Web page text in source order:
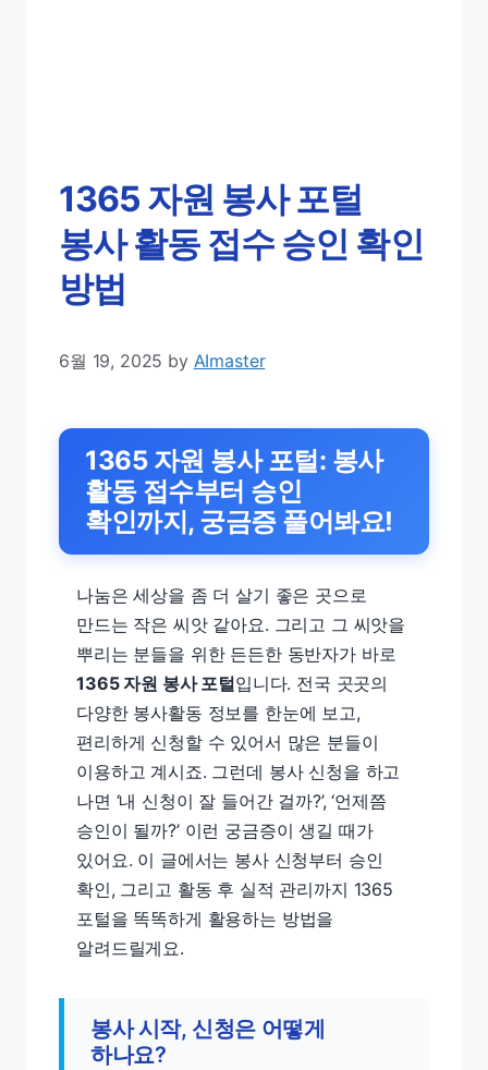
1365 자원 봉사 포털
봉사 활동 접수 승인 확인
방법
6월 19, 2025 by AImaster
1365 자원 봉사 포털: 봉사
활동 접수부터 승인
확인까지, 궁금증 풀어봐요!
나눔은 세상을 좀 더 살기 좋은 곳으로
만드는 작은 씨앗 같아요. 그리고 그 씨앗을
뿌리는 분들을 위한 든든한 동반자가 바로
1365 자원 봉사 포털입니다. 전국 곳곳의
다양한 봉사활동 정보를 한눈에 보고,
편리하게 신청할 수 있어서 많은 분들이
이용하고 계시죠. 그런데 봉사 신청을 하고
나면 ‘내 신청이 잘 들어간 걸까?’, ‘언제쯤
승인이 될까?’ 이런 궁금증이 생길 때가
있어요. 이 글에서는 봉사 신청부터 승인
확인, 그리고 활동 후 실적 관리까지 1365
포털을 똑똑하게 활용하는 방법을
알려드릴게요.
봉사 시작, 신청은 어떻게
하나요?